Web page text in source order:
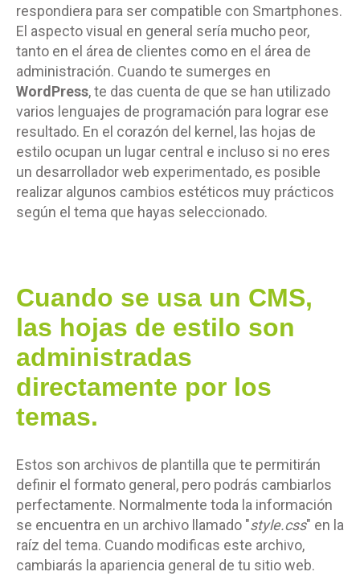
respondiera para ser compatible con Smartphones.
El aspecto visual en general sería mucho peor,
tanto en el área de clientes como en el área de
administración. Cuando te sumerges en
WordPress, te das cuenta de que se han utilizado
varios lenguajes de programación para lograr ese
resultado. En el corazón del kernel, las hojas de
estilo ocupan un lugar central e incluso si no eres
un desarrollador web experimentado, es posible
realizar algunos cambios estéticos muy prácticos
según el tema que hayas seleccionado.
Cuando se usa un CMS,
las hojas de estilo son
administradas
directamente por los
temas.
Estos son archivos de plantilla que te permitirán
definir el formato general, pero podrás cambiarlos
perfectamente. Normalmente toda la información
se encuentra en un archivo llamado "style.css" en la
raíz del tema. Cuando modificas este archivo,
cambiarás la apariencia general de tu sitio web.